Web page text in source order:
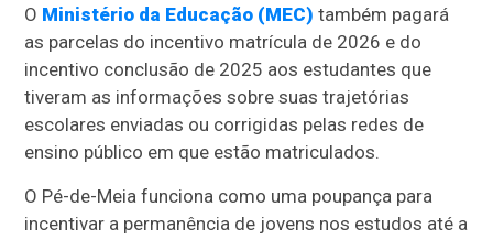
O Ministério da Educação (MEC) também pagará
as parcelas do incentivo matrícula de 2026 e do
incentivo conclusão de 2025 aos estudantes que
tiveram as informações sobre suas trajetórias
escolares enviadas ou corrigidas pelas redes de
ensino público em que estão matriculados.
O Pé-de-Meia funciona como uma poupança para
incentivar a permanência de jovens nos estudos até a